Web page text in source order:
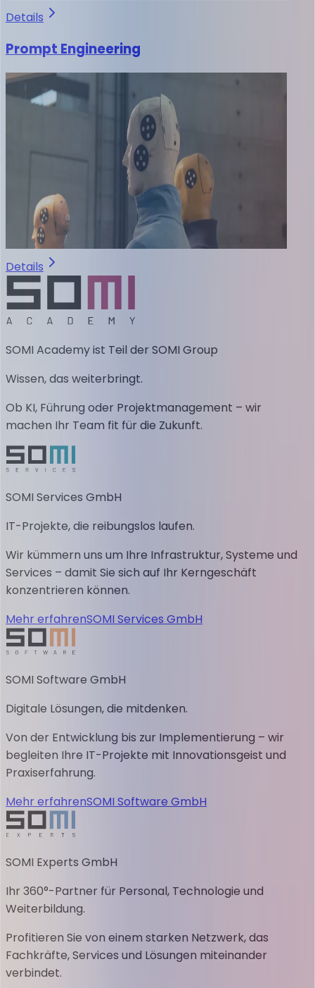
Details
Prompt Engineering
Details
SOMI Academy ist Teil der SOMI Group
Wissen, das weiterbringt.
Ob KI, Führung oder Projektmanagement – wir
machen Ihr Team fit für die Zukunft.
SOMI Services GmbH
IT-Projekte, die reibungslos laufen.
Wir kümmern uns um Ihre Infrastruktur, Systeme und
Services – damit Sie sich auf Ihr Kerngeschäft
konzentrieren können.
Mehr erfahrenSOMI Services GmbH
SOMI Software GmbH
Digitale Lösungen, die mitdenken.
Von der Entwicklung bis zur Implementierung – wir
begleiten Ihre IT-Projekte mit Innovationsgeist und
Praxiserfahrung.
Mehr erfahrenSOMI Software GmbH
SOMI Experts GmbH
Ihr 360°-Partner für Personal, Technologie und
Weiterbildung.
Profitieren Sie von einem starken Netzwerk, das
Fachkräfte, Services und Lösungen miteinander
verbindet.